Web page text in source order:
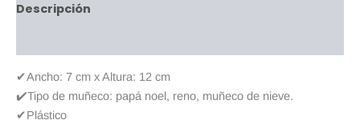
Descripción
✔Ancho: 7 cm x Altura: 12 cm
✔️Tipo de muñeco: papá noel, reno, muñeco de nieve.
✔Plástico